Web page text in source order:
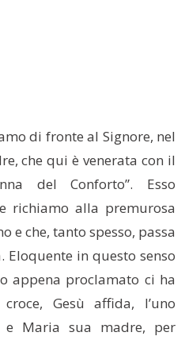
di fronte al Signore, nel
che qui è venerata con il
del Conforto”. Esso
richiamo alla premurosa
e che, tanto spesso, passa
Eloquente in questo senso
appena proclamato ci ha
Gesù affida, l’uno
e Maria sua madre, per